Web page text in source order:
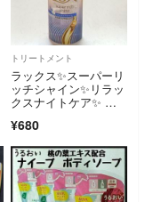
トリートメント
ラックス✨スーパーリ
ッチシャイン✨リラッ
クスナイトケア✨ ま
ml✨
¥680